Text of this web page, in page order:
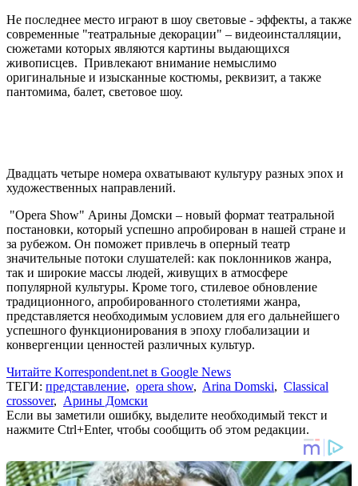
Не последнее место играют в шоу световые - эффекты, а также
современные "театральные декорации" – видеоинсталляции,
сюжетами которых являются картины выдающихся
живописцев. Привлекают внимание немыслимо
оригинальные и изысканные костюмы, реквизит, а также
пантомима, балет, световое шоу.
Двадцать четыре номера охватывают культуру разных эпох и
художественных направлений.
"Opera Show" Арины Домски – новый формат театральной
постановки, который успешно апробирован в нашей стране и
за рубежом. Он поможет привлечь в оперный театр
значительные потоки слушателей: как поклонников жанра,
так и широкие массы людей, живущих в атмосфере
популярной культуры. Кроме того, стилевое обновление
традиционного, апробированного столетиями жанра,
представляется необходимым условием для его дальнейшего
успешного функционирования в эпоху глобализации и
конвергенции ценностей различных культур.
Читайте Korrespondent.net в Google News
ТЕГИ: представление, opera show, Arina Domski, Classical
crossover, Арины Домски
Если вы заметили ошибку, выделите необходимый текст и
нажмите Ctrl+Enter, чтобы сообщить об этом редакции.